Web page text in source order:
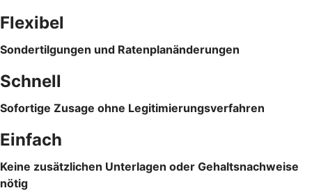
Flexibel
Sondertilgungen und Ratenplanänderungen
Schnell
Sofortige Zusage ohne Legitimierungsverfahren
Einfach
Keine zusätzlichen Unterlagen oder Gehaltsnachweise
nötig